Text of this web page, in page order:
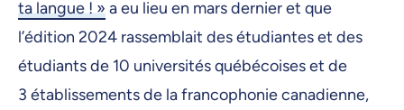
ta langue ! » a eu lieu en mars dernier et que
l’édition 2024 rassemblait des étudiantes et des
étudiants de 10 universités québécoises et de
3 établissements de la francophonie canadienne,